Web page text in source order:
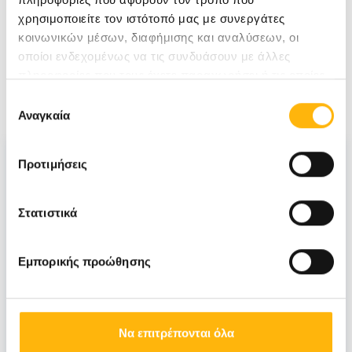
χρησιμοποιείτε τον ιστότοπό μας με συνεργάτες
κοινωνικών μέσων, διαφήμισης και αναλύσεων, οι
οποίοι ενδεχομένως να τις συνδυάσουν με άλλες
των υπηρεσιών τους.
συγκατάθεσης
Αναγκαία
Προτιμήσεις
Στατιστικά
Εμπορικής προώθησης
Να επιτρέπονται όλα
Γυναίκα Εγκυμοσύνη Ευεξία Μητρότητα
Σχετικά Άρθρα